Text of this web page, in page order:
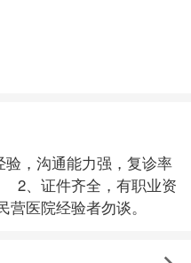
，沟通能力强，复诊率
、证件齐全，有职业资
医院经验者勿谈。